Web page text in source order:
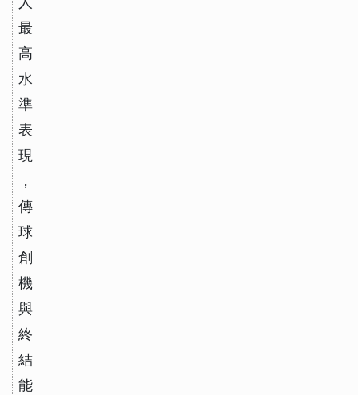
最
高
水
準
表
現
，
傳
球
創
機
與
終
結
能